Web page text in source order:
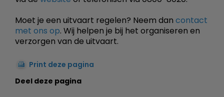
Moet je een uitvaart regelen? Neem dan contact
met ons op. Wij helpen je bij het organiseren en
verzorgen van de uitvaart.
Print deze pagina
Deel deze pagina